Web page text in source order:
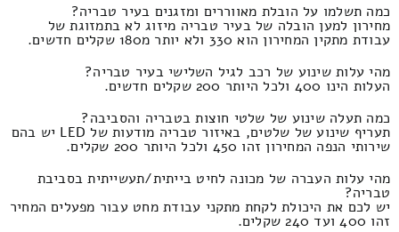
כמה תשלמו על הובלת מאווררים ומזגנים בעיר טבריה?
מחירון למען הובלה של בעיר טבריה מיזוג לא בתמזוגת של
עבודת מתקין המחירון הוא 330 ולא יותר מ180 שקלים חדשים.
מהי עלות שינוע של רכב לגיל השלישי בעיר טבריה?
העלות הינו 400 ולכל היותר 200 שקלים חדשים.
כמה תעלה שינוע של שלטי חוצות בטבריה והסביבה?
תעריף שינוע של שלטים, באיזור טבריה מודעות של LED יש בהם
שירותי הנפה המחירון זהו 450 ולכל היותר 200 שקלים.
מהי עלות העברה של מכונה לחיט בייתית/תעשייתית בסביבת
טבריה?
יש לכם את היכולת לקחת מתקני עבודת מחט עבור מפעלים המחיר
זהו 400 ועד 240 שקלים.